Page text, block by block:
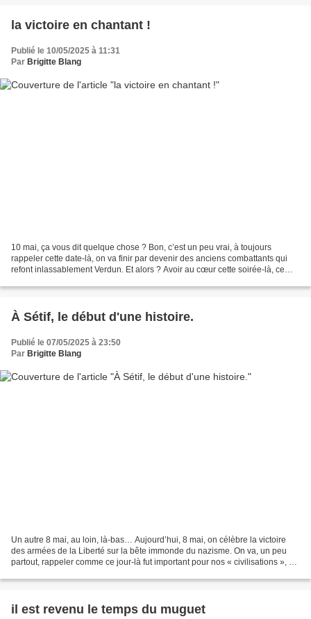
la victoire en chantant !
Publié le 10/05/2025 à 11:31
Par Brigitte Blang
10 mai, ça vous dit quelque chose ? Bon, c’est un peu vrai, à toujours
rappeler cette date-là, on va finir par devenir des anciens combattants qui
refont inlassablement Verdun. Et alors ? Avoir au cœur cette soirée-là, ce
À Sétif, le début d'une histoire.
Publié le 07/05/2025 à 23:50
Par Brigitte Blang
Un autre 8 mai, au loin, là-bas… Aujourd’hui, 8 mai, on célèbre la victoire
des armées de la Liberté sur la bête immonde du nazisme. On va, un peu
partout, rappeler comme ce jour-là fut important pour nos « civilisations », et
il est revenu le temps du muguet